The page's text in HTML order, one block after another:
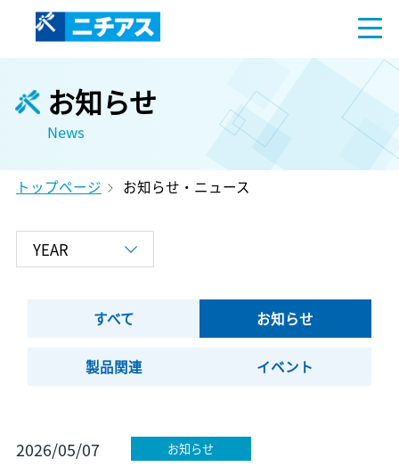
お知らせ
News
トップページ お知らせ・ニュース
すべて お知らせ
製品関連 イベント
2026/05/07 お知らせ